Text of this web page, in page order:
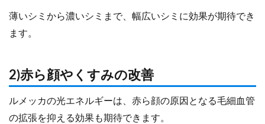
薄いシミから濃いシミまで、幅広いシミに効果が期待でき
ます。
2)赤ら顔やくすみの改善
ルメッカの光エネルギーは、赤ら顔の原因となる毛細血管
の拡張を抑える効果も期待できます。